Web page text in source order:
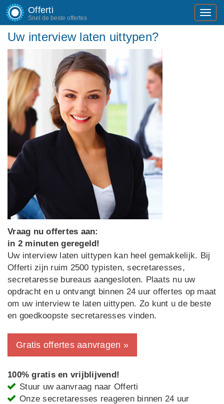
Offerti
Snel de beste offertes
Uw interview laten uittypen?
Vraag nu offertes aan:
in 2 minuten geregeld!
Uw interview laten uittypen kan heel gemakkelijk. Bij
Offerti zijn ruim 2500 typisten, secretaresses,
secretaresse bureaus aangesloten. Plaats nu uw
opdracht en u ontvangt binnen 24 uur offertes op maat
om uw interview te laten uittypen. Zo kunt u de beste
en goedkoopste secretaresses vinden.
Gratis offertes aanvragen »
100% gratis en vrijblijvend!
Stuur uw aanvraag naar Offerti
Onze secretaresses reageren binnen 24 uur